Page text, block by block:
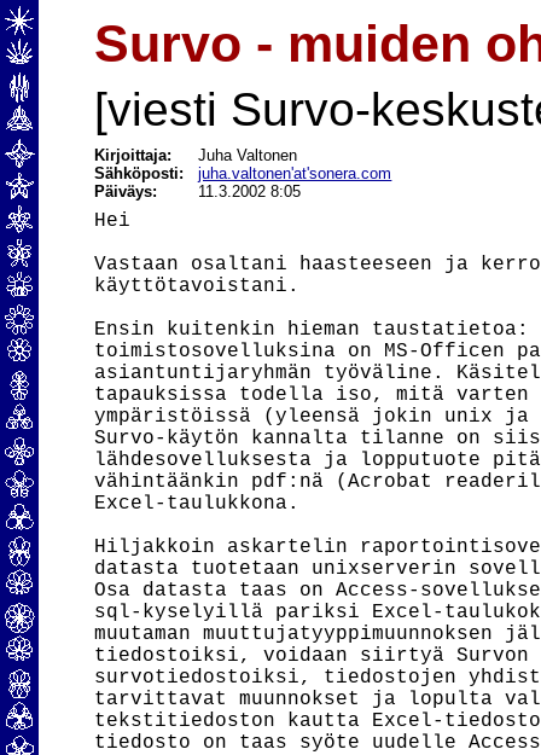
Survo - muiden
[viesti Survo-
Kirjoittaja:
Juha Valtonen
Sähköposti:juha.valtonen'at'sonera.com
Päiväys:
11.3.2002 8:05
Hei
Vastaan osaltani haasteeseen ja
käyttötavoistani.
Ensin kuitenkin hieman
toimistosovelluksina on MS-Officen
asiantuntijaryhmän työväline.
tapauksissa todella iso, mitä varten
ympäristöissä (yleensä jokin unix
Survo-käytön kannalta tilanne on
lähdesovelluksesta ja lopputuote
vähintäänkin pdf:nä (Acrobat
Excel-taulukkona.
Hiljakkoin askartelin
datasta tuotetaan unixserverin
Osa datasta taas on Access-
sql-kyselyillä pariksi Excel-
muutaman
tiedostoiksi, voidaan siirtyä Survon
survotiedostoiksi, tiedostojen
tarvittavat muunnokset ja lopulta
tekstitiedoston kautta Excel-
tiedosto on taas syöte uudelle